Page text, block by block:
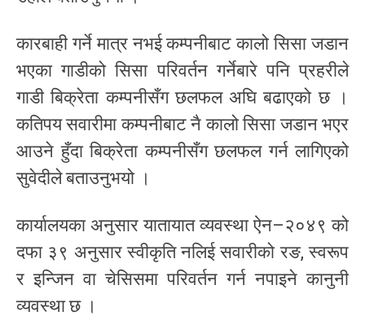
कारबाही गर्ने मात्र नभई कम्पनीबाट कालो सिसा जडान
भएका गाडीको सिसा परिवर्तन गर्नेबारे पनि प्रहरीले
गाडी बिक्रेता कम्पनीसँग छलफल अघि बढाएको छ ।
कतिपय सवारीमा कम्पनीबाट नै कालो सिसा जडान भएर
आउने हुँदा बिक्रेता कम्पनीसँग छलफल गर्न लागिएको
सुवेदीले बताउनुभयो ।
कार्यालयका अनुसार यातायात व्यवस्था ऐन–२०४९ को
दफा ३९ अनुसार स्वीकृति नलिई सवारीको रङ, स्वरूप
र इन्जिन वा चेसिसमा परिवर्तन गर्न नपाइने कानुनी
व्यवस्था छ ।